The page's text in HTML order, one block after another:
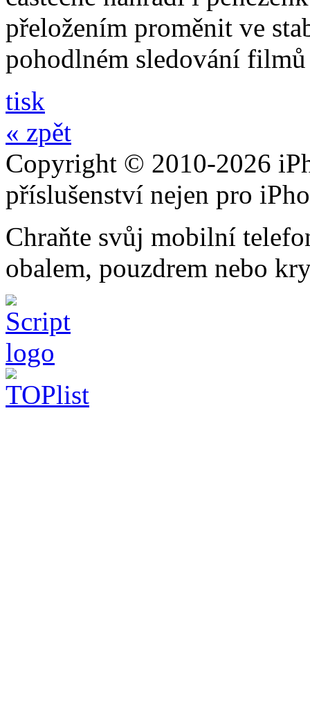
přeložením proměnit ve
pohodlném sledování
tisk
« zpět
Copyright © 2010-2026
příslušenství nejen pro
Chraňte svůj mobilní
obalem, pouzdrem nebo